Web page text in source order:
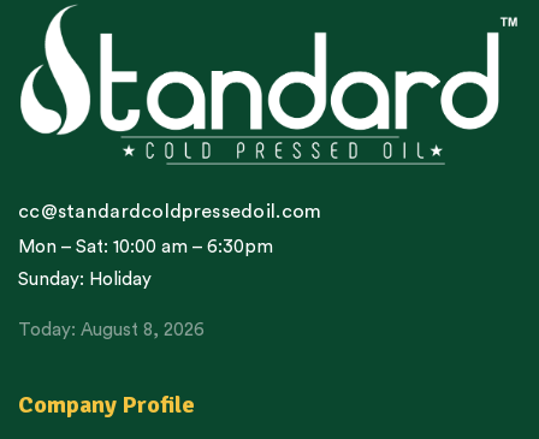
Company Profile
cc@standardcoldpressedoil.com
Mon – Sat: 10:00 am – 6:30pm
Sunday: Holiday
Today: August 8, 2026